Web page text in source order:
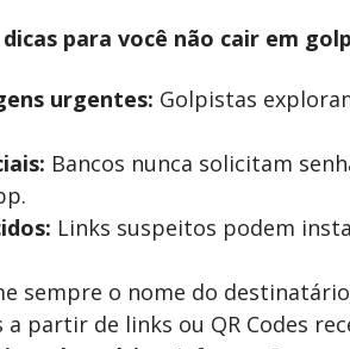
para você não cair em
urgentes: Golpistas
Bancos nunca solicitam
Links suspeitos podem
sempre o nome do
partir de links ou QR Codes